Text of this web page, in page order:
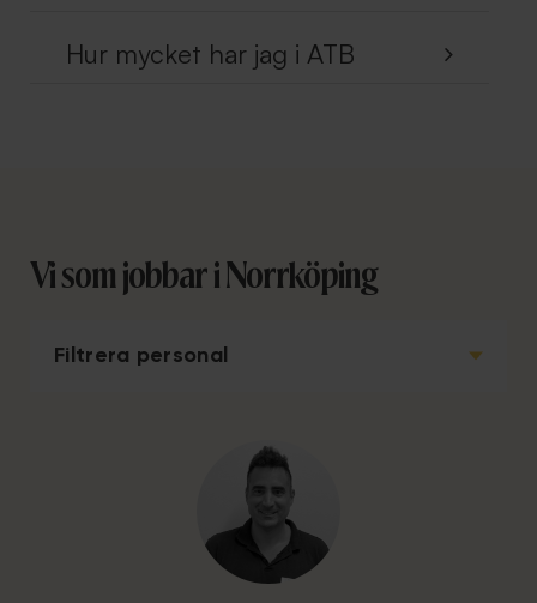
Hur mycket har jag i ATB
Vi som jobbar i Norrköping
Filtrera personal